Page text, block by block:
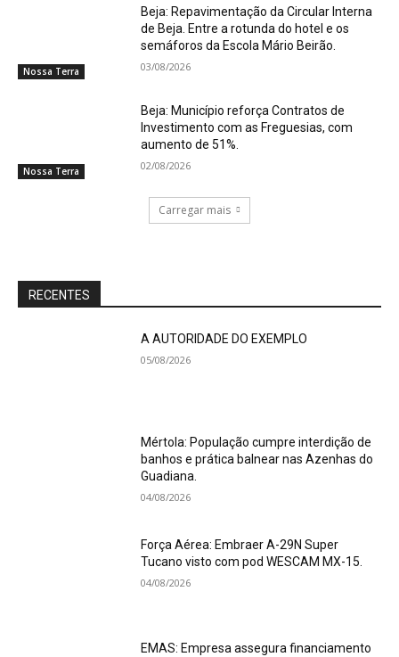
Nossa Terra
Beja: Repavimentação da Circular Interna
de Beja. Entre a rotunda do hotel e os
semáforos da Escola Mário Beirão.
03/08/2026
Nossa Terra
Beja: Município reforça Contratos de
Investimento com as Freguesias, com
aumento de 51%.
02/08/2026
Carregar mais
RECENTES
A AUTORIDADE DO EXEMPLO
05/08/2026
Mértola: População cumpre interdição de
banhos e prática balnear nas Azenhas do
Guadiana.
04/08/2026
Força Aérea: Embraer A-29N Super
Tucano visto com pod WESCAM MX-15.
04/08/2026
EMAS: Empresa assegura financiamento